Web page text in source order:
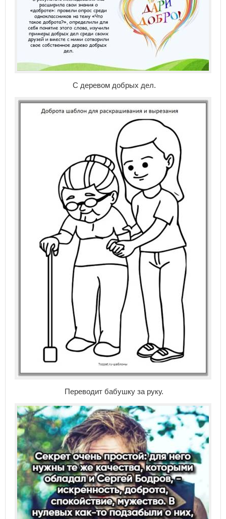
С деревом добрых дел.
Переводит бабушку за руку.